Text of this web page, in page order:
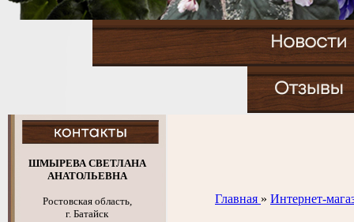
ШМЫРЕВА СВЕТЛАНА
АНАТОЛЬЕВНА
Ростовская область,
г. Батайск
Главная » Интернет-